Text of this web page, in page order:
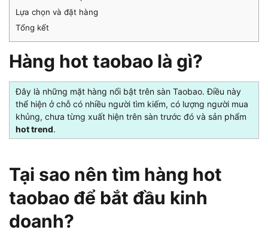
Lựa chọn và đặt hàng
Tổng kết
Hàng hot taobao là gì?
Đây là những mặt hàng nổi bật trên sàn Taobao. Điều này
thể hiện ở chỗ có nhiều người tìm kiếm, có lượng người mua
khủng, chưa từng xuất hiện trên sàn trước đó và sản phẩm
hot trend.
Tại sao nên tìm hàng hot
taobao để bắt đầu kinh
doanh?